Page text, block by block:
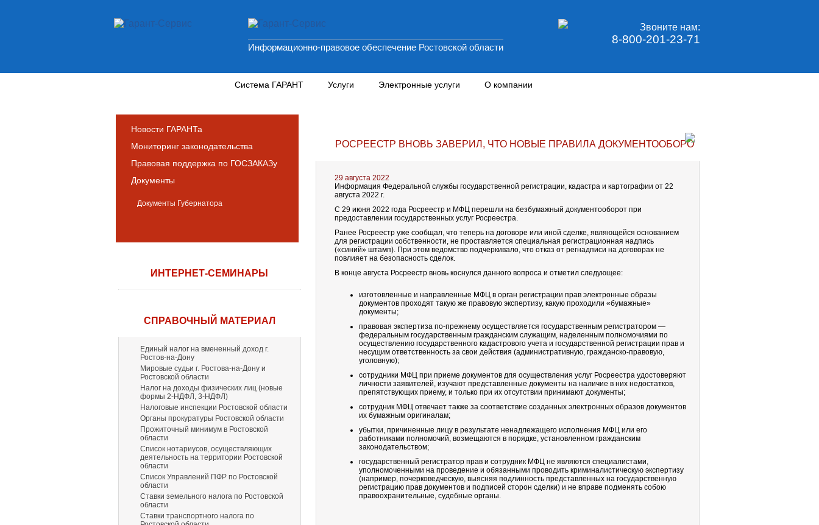
Информационно-правовое обеспечение Ростовской области
Звоните нам:
8-800-201-23-71
Система ГАРАНТ Услуги Электронные услуги О компании
Новости ГАРАНТа
Мониторинг законодательства
Правовая поддержка по ГОСЗАКАЗу
Документы
Документы Губернатора
ИНТЕРНЕТ-СЕМИНАРЫ
СПРАВОЧНЫЙ МАТЕРИАЛ
Единый налог на вмененный доход г.
Ростов-на-Дону
Мировые судьи г. Ростова-на-Дону и
Ростовской области
Налог на доходы физических лиц (новые
формы 2-НДФЛ, 3-НДФЛ)
Налоговые инспекции Ростовской области
Органы прокуратуры Ростовской области
Прожиточный минимум в Ростовской
области
Список нотариусов, осуществляющих
деятельность на территории Ростовской
области
Список Управлений ПФР по Ростовской
области
Ставки земельного налога по Ростовской
области
Ставки транспортного налога по
РОСРЕЕСТР ВНОВЬ ЗАВЕРИЛ, ЧТО НОВЫЕ ПРАВИЛА ДОКУМЕНТООБОРОТА С МФЦ
29 августа 2022
Информация Федеральной службы государственной регистрации, кадастра и картографии от 22
августа 2022 г.
С 29 июня 2022 года Росреестр и МФЦ перешли на безбумажный документооборот при
предоставлении государственных услуг Росреестра.
Ранее Росреестр уже сообщал, что теперь на договоре или иной сделке, являющейся основанием
для регистрации собственности, не проставляется специальная регистрационная надпись
(«синий» штамп). При этом ведомство подчеркивало, что отказ от регнадписи на договорах не
повлияет на безопасность сделок.
В конце августа Росреестр вновь коснулся данного вопроса и отметил следующее:
изготовленные и направленные МФЦ в орган регистрации прав электронные образы
документов проходят такую же правовую экспертизу, какую проходили «бумажные»
документы;
правовая экспертиза по-прежнему осуществляется государственным регистратором —
федеральным государственным гражданским служащим, наделенным полномочиями по
осуществлению государственного кадастрового учета и государственной регистрации прав и
несущим ответственность за свои действия (административную, гражданско-правовую,
уголовную);
сотрудники МФЦ при приеме документов для осуществления услуг Росреестра удостоверяют
личности заявителей, изучают представленные документы на наличие в них недостатков,
препятствующих приему, и только при их отсутствии принимают документы;
сотрудник МФЦ отвечает также за соответствие созданных электронных образов документов
их бумажным оригиналам;
убытки, причиненные лицу в результате ненадлежащего исполнения МФЦ или его
работниками полномочий, возмещаются в порядке, установленном гражданским
законодательством;
государственный регистратор прав и сотрудник МФЦ не являются специалистами,
уполномоченными на проведение и обязанными проводить криминалистическую экспертизу
(например, почерковедческую, выясняя подлинность представленных на государственную
регистрацию прав документов и подписей сторон сделки) и не вправе подменять собою
правоохранительные, судебные органы.